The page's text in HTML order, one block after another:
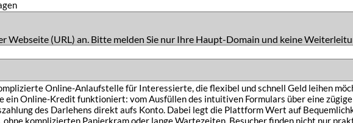
Webseite (URL) an. Bitte melden Sie nur Ihre Haupt-Domain und keine